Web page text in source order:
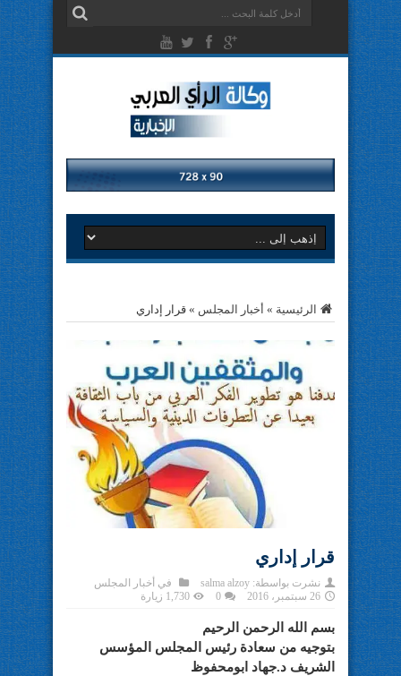
الرئيسية » أخبار المجلس » قرار إداري
قرار إداري
نشرت بواسطة: salma alzoy في أخبار المجلس
26 سبتمبر، 2016
0 1,730 زيارة
بسم الله الرحمن الرحيم
بتوجيه من سعادة رئيس المجلس المؤسس
الشريف د.جهاد ابومحفوظ